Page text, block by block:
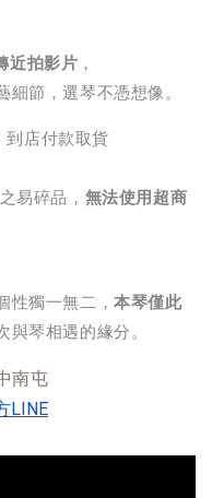
近拍影片 ，
節，選琴不憑想像。
到店付款取貨
易碎品， 無法使用超商
性獨一無二，本琴僅此
與琴相遇的緣分。
南屯
LINE